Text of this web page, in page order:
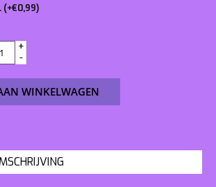
. (+€0,99)
+
-
WINKELWAGEN